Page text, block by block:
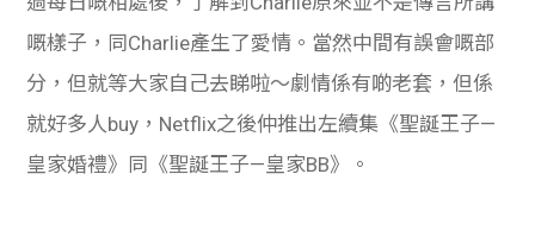
嘅樣子，同Charlie產生了愛情。當然中間有誤會嘅部
分，但就等大家自己去睇啦～劇情係有啲老套，但係
就好多人buy，Netflix之後仲推出左續集《聖誕王子—
皇家婚禮》同《聖誕王子—皇家BB》。